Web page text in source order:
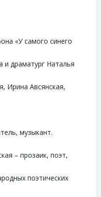
«У самого синего
и драматург Наталья
Ирина Авсянская,
музыкант.
– прозаик, поэт,
поэтических